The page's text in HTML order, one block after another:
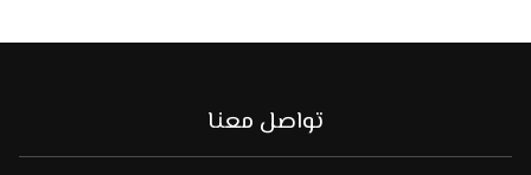
تواصل معنا